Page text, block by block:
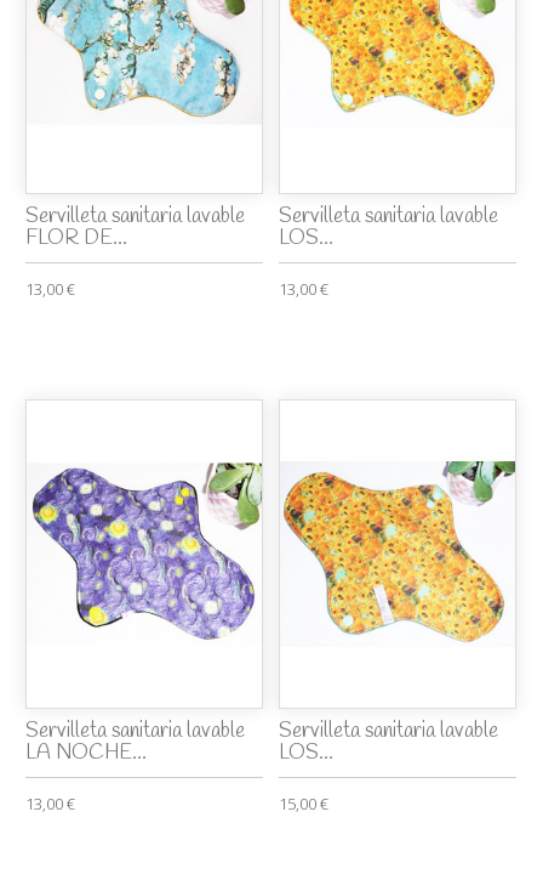
Servilleta sanitaria lavable
FLOR DE...
13,00 €
Servilleta sanitaria lavable
LOS...
13,00 €
Servilleta sanitaria lavable
LA NOCHE...
13,00 €
Servilleta sanitaria lavable
LOS...
15,00 €